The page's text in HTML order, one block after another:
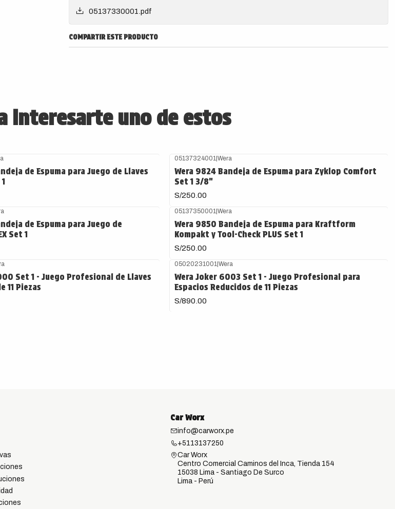
05137330001.pdf
COMPARTIR ESTE PRODUCTO
interesarte uno de estos
de Espuma para Juego de Llaves
05137324001 |Wera
Wera 9824 Bandeja de Espuma para Zyklop Comfort
Set 1 3/8"
S/250.00
de Espuma para Juego de
Set 1
05137350001 |Wera
Wera 9850 Bandeja de Espuma para Kraftform
Kompakt y Tool-Check PLUS Set 1
S/250.00
Set 1 - Juego Profesional de Llaves
11 Piezas
05020231001 |Wera
Wera Joker 6003 Set 1 - Juego Profesional para
Espacios Reducidos de 11 Piezas
S/890.00
Car Worx
info@carworx.pe
+5113137250
Car Worx
Centro Comercial Caminos del Inca, Tienda 154
15038 Lima - Santiago De Surco
Lima - Perú